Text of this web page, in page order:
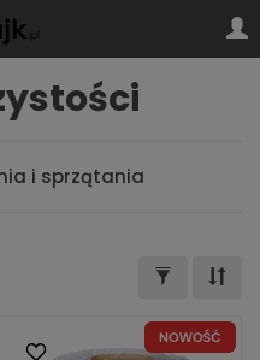
i sprzątania